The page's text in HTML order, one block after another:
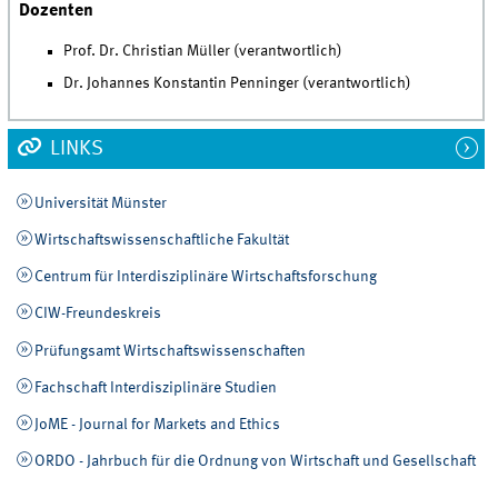
Dozenten
Prof. Dr. Christian Müller (verantwortlich)
Dr. Johannes Konstantin Penninger (verantwortlich)
LINKS
Universität Münster
Wirtschaftswissenschaftliche Fakultät
Centrum für Interdisziplinäre Wirtschaftsforschung
CIW-Freundeskreis
Prüfungsamt Wirtschaftswissenschaften
Fachschaft Interdisziplinäre Studien
JoME - Journal for Markets and Ethics
ORDO - Jahrbuch für die Ordnung von Wirtschaft und Gesellschaft